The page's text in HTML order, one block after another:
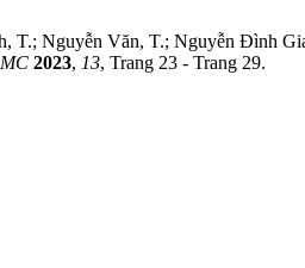
T.; Nguyễn Văn, T.; Nguyễn Đình
2023, 13, Trang 23 - Trang 29.